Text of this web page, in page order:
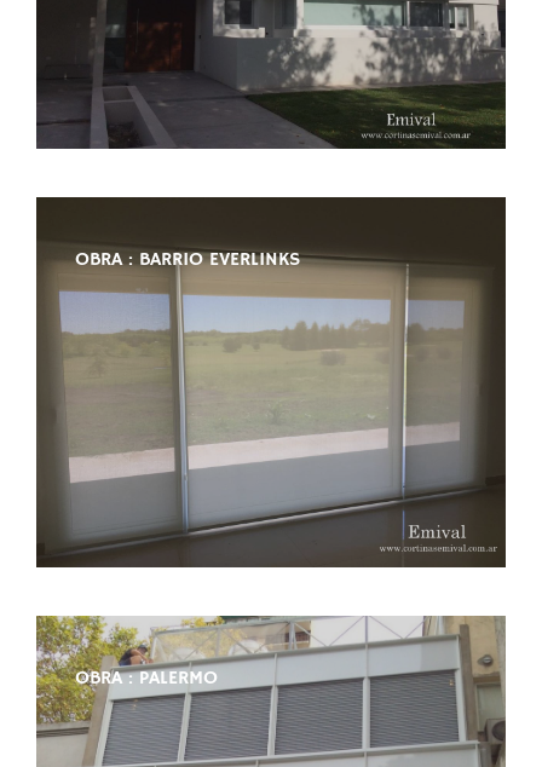
OBRA : BARRIO EVERLINKS
OBRA : PALERMO